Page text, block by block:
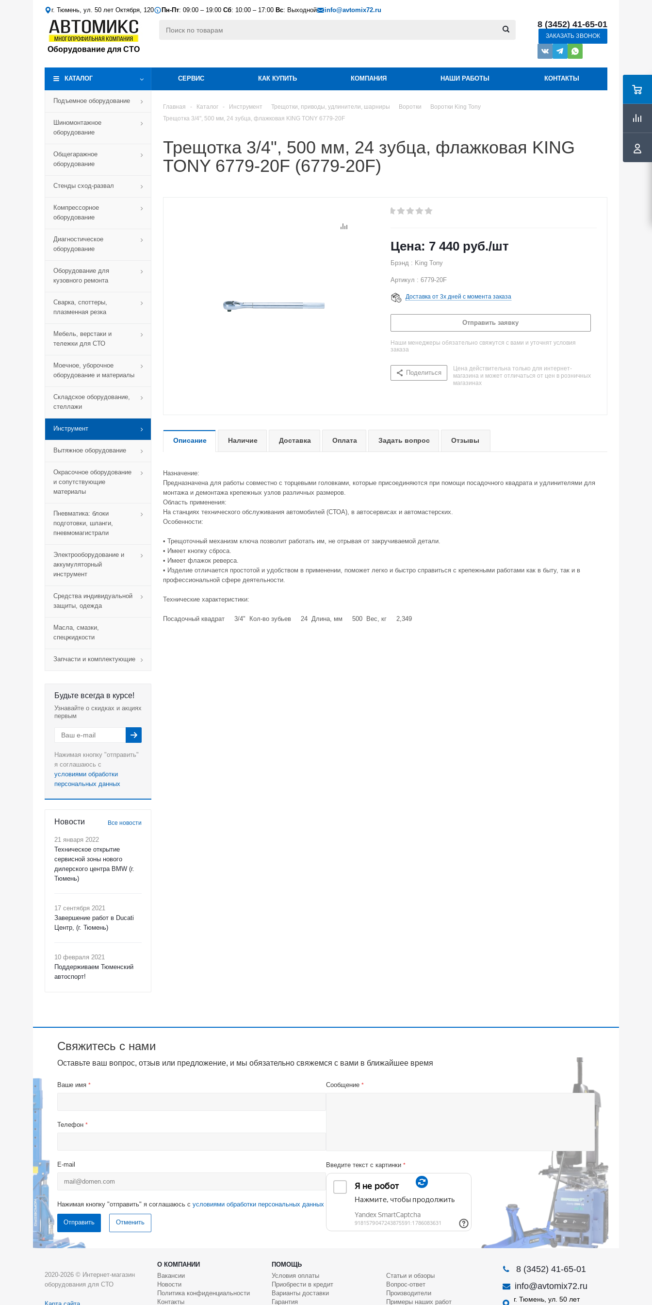
г. Тюмень, ул. 50 лет Октября, 120 Пн-Пт: 09:00 – 19:00 Сб: 10:00 – 17:00 Вс: Выходной info@avtomix72.ru
Оборудование для СТО
8 (3452) 41-65-01
ЗАКАЗАТЬ ЗВОНОК
КАТАЛОГ СЕРВИС КАК КУПИТЬ КОМПАНИЯ НАШИ РАБОТЫ КОНТАКТЫ
Подъемное оборудование
Шиномонтажное
оборудование
Общегаражное
оборудование
Стенды сход-развал
Компрессорное
оборудование
Диагностическое
оборудование
Оборудование для
кузовного ремонта
Сварка, споттеры,
плазменная резка
Мебель, верстаки и
тележки для СТО
Моечное, уборочное
оборудование и материалы
Складское оборудование,
стеллажи
Инструмент
Вытяжное оборудование
Окрасочное оборудование
и сопутствующие
материалы
Пневматика: блоки
подготовки, шланги,
пневмомагистрали
Электрооборудование и
аккумуляторный
инструмент
Средства индивидуальной
защиты, одежда
Масла, смазки,
спецжидкости
Запчасти и комплектующие
Будьте всегда в курсе!
Узнавайте о скидках и акциях
первым
Нажимая кнопку "отправить"
я соглашаюсь с
условиями обработки
персональных данных
Новости Все новости
21 января 2022
Техническое открытие
сервисной зоны нового
дилерского центра BMW (г.
Тюмень)
17 сентября 2021
Завершение работ в Ducati
Центр, (г. Тюмень)
10 февраля 2021
Поддерживаем Тюменский
автоспорт!
Главная - Каталог - Инструмент Трещотки, приводы, удлинители, шарниры Воротки
Воротки King Tony
Трещотка 3/4", 500 мм, 24 зубца, флажковая KING TONY 6779-20F
Трещотка 3/4", 500 мм, 24 зубца, флажковая KING
TONY 6779-20F (6779-20F)
7 440 руб./шт
Брэнд : King Tony
Артикул : 6779-20F
Доставка от 3х дней с момента заказа
Отправить заявку
Наши менеджеры обязательно свяжутся с вами и уточнят условия
заказа
Поделиться
Цена действительна только для интернет-
магазина и может отличаться от цен в розничных
магазинах
Описание Наличие Доставка Оплата Задать вопрос Отзывы
Назначение:
Предназначена для работы совместно с торцевыми головками, которые присоединяются при помощи посадочного квадрата и удлинителями для
монтажа и демонтажа крепежных узлов различных размеров.
Область применения:
На станциях технического обслуживания автомобилей (СТОА), в автосервисах и автомастерских.
Особенности:
• Трещоточный механизм ключа позволит работать им, не отрывая от закручиваемой детали.
• Имеет кнопку сброса.
• Имеет флажок реверса.
• Изделие отличается простотой и удобством в применении, поможет легко и быстро справиться с крепежными работами как в быту, так и в
профессиональной сфере деятельности.
Технические характеристики:
Посадочный квадрат 3/4" Кол-во зубьев 24 Длина, мм 500 Вес, кг 2,349
Свяжитесь с нами
Оставьте ваш вопрос, отзыв или предложение, и мы обязательно свяжемся с вами в ближайшее время
Ваше имя *
Телефон *
E-mail
Сообщение *
Введите текст с картинки *
Нажимая кнопку "отправить" я соглашаюсь с условиями обработки персональных данных
Отменить
2020-2026 © Интернет-магазин
оборудования для СТО
О КОМПАНИИ
ПОМОЩЬ
Вакансии
Новости
Политика конфиденциальности
Контакты
Условия оплаты
Приобрести в кредит
Варианты доставки
Гарантия
Статьи и обзоры
Вопрос-ответ
Производители
Примеры наших работ
8 (3452) 41-65-01
info@avtomix72.ru
г. Тюмень, ул. 50 лет